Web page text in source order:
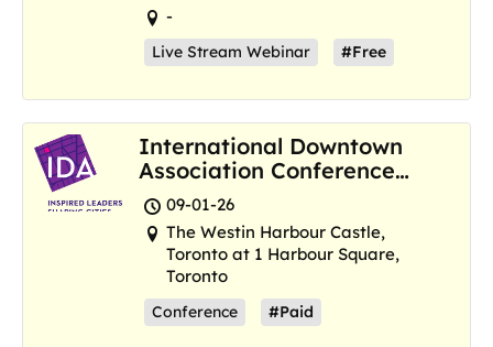
-
Live Stream Webinar #Free
International Downtown
Association Conference
and Marketplace
09-01-26
The Westin Harbour Castle,
Toronto at 1 Harbour Square,
Toronto
Conference #Paid